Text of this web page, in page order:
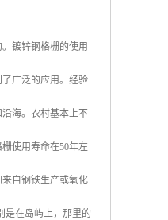
镀锌钢格栅的使用
广泛的应用。经验
海。农村基本上不
使用寿命在50年左
自钢铁生产或氧化
是在岛屿上，那里的